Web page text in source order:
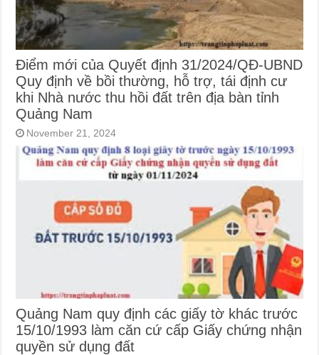
Điểm mới của Quyết định 31/2024/QĐ-UBND
Quy định về bồi thường, hỗ trợ, tái định cư
khi Nhà nước thu hồi đất trên địa bàn tỉnh
Quảng Nam
November 21, 2024
Quảng Nam quy định các giấy tờ khác trước
15/10/1993 làm căn cứ cấp Giấy chứng nhận
quyền sử dụng đất